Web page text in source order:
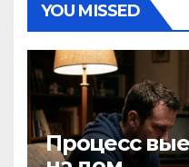
YOU MISSED
Процесс